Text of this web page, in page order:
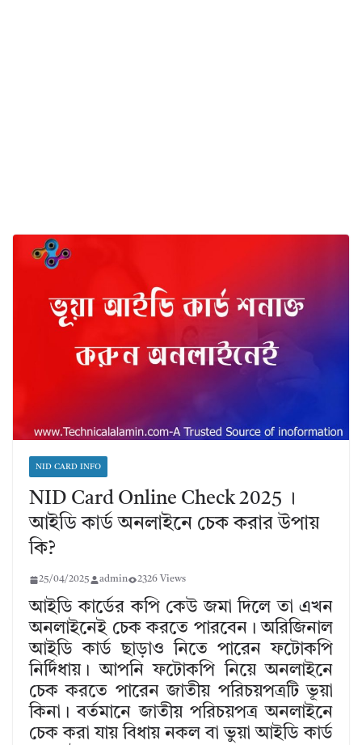
NID CARD INFO
NID Card Online Check 2025 ।
আইডি কার্ড অনলাইনে চেক করার উপায়
কি?
25/04/2025 admin 2326 Views
আইডি কার্ডের কপি কেউ জমা দিলে তা এখন
অনলাইনেই চেক করতে পারবেন। অরিজিনাল
আইডি কার্ড ছাড়াও নিতে পারেন ফটোকপি
নির্দিধায়। আপনি ফটোকপি নিয়ে অনলাইনে
চেক করতে পারেন জাতীয় পরিচয়পত্রটি ভূয়া
কিনা। বর্তমানে জাতীয় পরিচয়পত্র অনলাইনে
চেক করা যায় বিধায় নকল বা ভুয়া আইডি কার্ড